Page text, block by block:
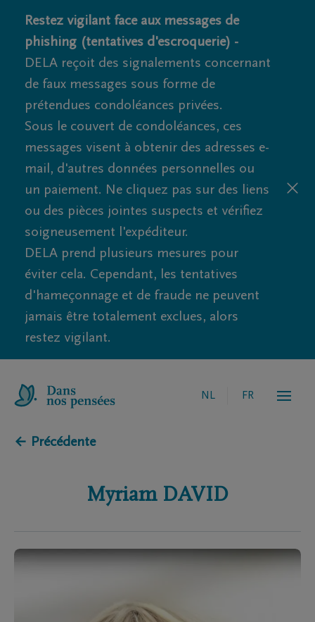
Restez vigilant face aux messages de
phishing (tentatives d'escroquerie) -
DELA reçoit des signalements concernant
de faux messages sous forme de
prétendues condoléances privées.
Sous le couvert de condoléances, ces
messages visent à obtenir des adresses e-
mail, d'autres données personnelles ou
un paiement. Ne cliquez pas sur des liens
ou des pièces jointes suspects et vérifiez
soigneusement l'expéditeur.
DELA prend plusieurs mesures pour
éviter cela. Cependant, les tentatives
d'hameçonnage et de fraude ne peuvent
jamais être totalement exclues, alors
restez vigilant.
NL FR
← Précédente
Myriam DAVID